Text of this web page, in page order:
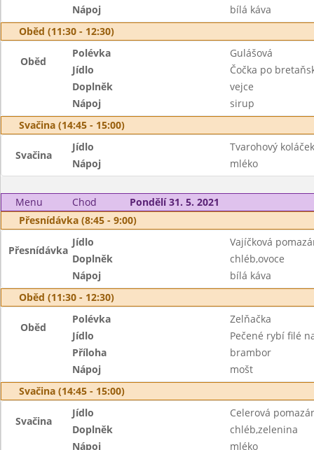
Nápoj
bílá káva
Oběd (11:30 - 12:30)
Oběd
Polévka
Gulášová
Jídlo
Čočka po
Doplněk
vejce
Nápoj
sirup
Svačina (14:45 - 15:00)
Svačina
Jídlo
Tvarohový koláček
Nápoj
mléko
Menu Chod
Pondělí 31. 5. 2021
Přesnídávka (8:45 - 9:00)
Přesnídávka
Jídlo
Vajíčková
Doplněk
chléb,ovoce
Nápoj
bílá káva
Oběd (11:30 - 12:30)
Oběd
Polévka
Zelňačka
Jídlo
Pečené rybí filé
Příloha
brambor
Nápoj
mošt
Svačina (14:45 - 15:00)
Svačina
Jídlo
Celerová
Doplněk
chléb,zelenina
Nápoj
mléko